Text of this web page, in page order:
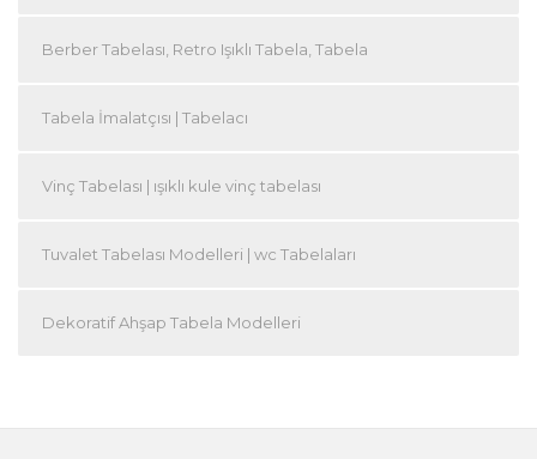
Berber Tabelası, Retro Işıklı Tabela, Tabela
Tabela İmalatçısı | Tabelacı
Vinç Tabelası | ışıklı kule vinç tabelası
Tuvalet Tabelası Modelleri | wc Tabelaları
Dekoratif Ahşap Tabela Modelleri